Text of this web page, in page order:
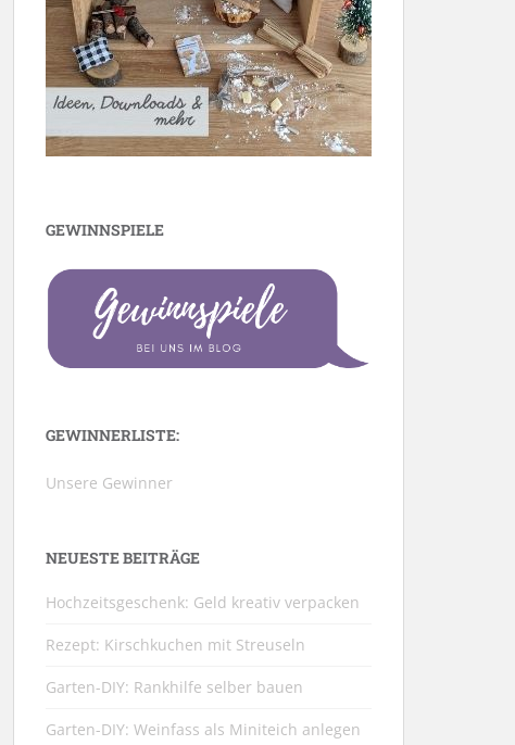
GEWINNSPIELE
GEWINNERLISTE:
Unsere Gewinner
NEUESTE BEITRÄGE
Hochzeitsgeschenk: Geld kreativ verpacken
Rezept: Kirschkuchen mit Streuseln
Garten-DIY: Rankhilfe selber bauen
Garten-DIY: Weinfass als Miniteich anlegen